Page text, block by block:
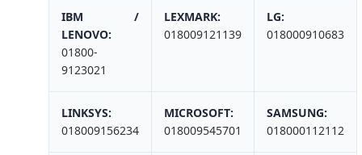
IBM /
LENOVO:
01800-
9123021
LEXMARK:
018009121139
LG:
018000910683
LINKSYS:
018009156234
MICROSOFT:
018009545701
SAMSUNG:
018000112112